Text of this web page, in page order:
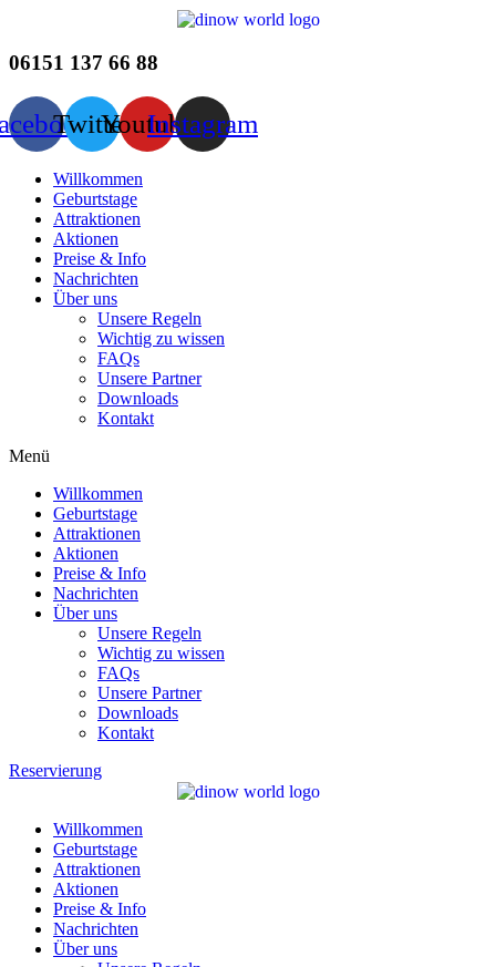
wechseln
06151 137 66 88
TwitterYoutubeInstagram
Willkommen
Geburtstage
Attraktionen
Aktionen
Preise & Info
Nachrichten
Über uns
Unsere Regeln
Wichtig zu wissen
FAQs
Unsere Partner
Downloads
Kontakt
Menü
Willkommen
Geburtstage
Attraktionen
Aktionen
Preise & Info
Nachrichten
Über uns
Unsere Regeln
Wichtig zu wissen
FAQs
Unsere Partner
Downloads
Kontakt
Reservierung
Willkommen
Geburtstage
Attraktionen
Aktionen
Preise & Info
Nachrichten
Über uns